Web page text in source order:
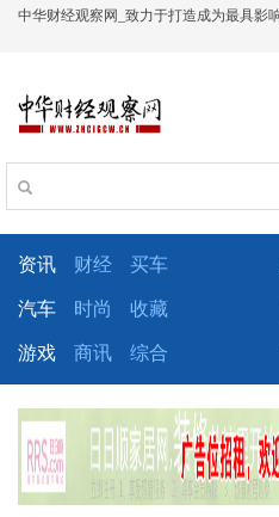
中华财经观察网_致力于打造成为最具影
资讯 财经 买车
汽车 时尚 收藏
游戏 商讯 综合